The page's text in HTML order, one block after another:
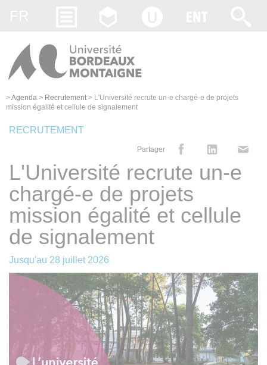
>Agenda > Recrutement > L'Université recrute un-e chargé-e de projets
mission égalité et cellule de signalement
RECRUTEMENT
Partager
L'Université recrute un-e
chargé-e de projets
mission égalité et cellule
de signalement
Jusqu'au 28 juillet 2026